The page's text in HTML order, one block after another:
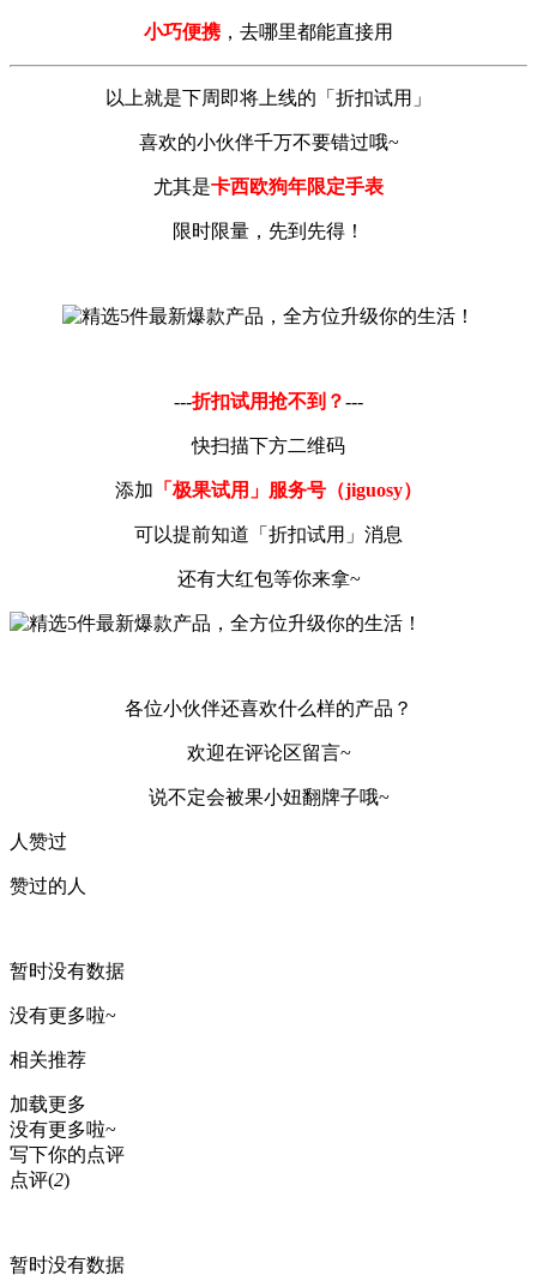
小巧便携，去哪里都能直接用
以上就是下周即将上线的「折扣试用」
喜欢的小伙伴千万不要错过哦~
尤其是卡西欧狗年限定手表
限时限量，先到先得！
---折扣试用抢不到？---
快扫描下方二维码
添加 「极果试用」服务号（jiguosy）
可以提前知道「折扣试用」消息
还有大红包等你来拿~
各位小伙伴还喜欢什么样的产品？
欢迎在评论区留言~
说不定会被果小妞翻牌子哦~
人赞过
赞过的人
暂时没有数据
没有更多啦~
相关推荐
加载更多
没有更多啦~
写下你的点评
点评(2)
暂时没有数据